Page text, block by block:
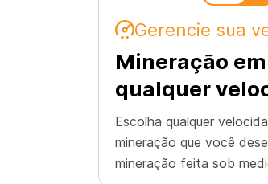
Gerencie sua
Mineração em
qualquer
Escolha qualquer
mineração que você
mineração feita sob